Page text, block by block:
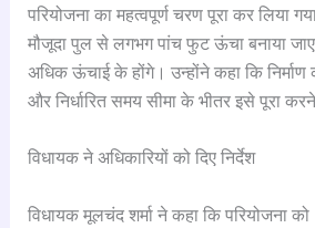
परियोजना का महत्वपूर्ण चरण पूरा कर लिया
मौजूदा पुल से लगभग पांच फुट ऊंचा बनाया
अधिक ऊंचाई के होंगे। उन्होंने कहा कि निर्माण
और निर्धारित समय सीमा के भीतर इसे पूरा
विधायक ने अधिकारियों को दिए निर्देश
विधायक मूलचंद शर्मा ने कहा कि परियोजना